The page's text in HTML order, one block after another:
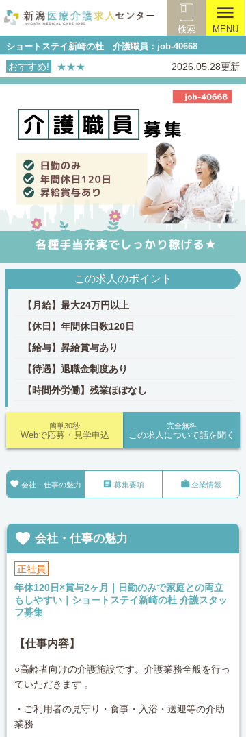
検索
menu
MENU
ショートステイ新崎の杜 介護職員：job-40668
おすすめ! ★★★ 2026.05.28更新
この求人のポイント
【月給】最大24万円以上
【休日】年間休日数120日
【給与】昇給賞与あり
【待遇】退職金制度あり
【時間外労働】残業ほぼなし
完全無料
この求人について話を聞く
簡単30秒
Webで応募・見学申込
 会社・仕事の魅力  募集要項 企業情報
 会社・仕事の魅力
正社員
年休120日×賞与2ヶ月｜日勤のみで家庭との両立
もしやすい｜ショートステイ新崎の杜 介護スタッ
フ募集
【仕事内容】
○高齢者向けの介護施設です。介護業務全般を行っ
ていただきます 。
・ご利用者の見守り・食事・入浴・送迎等の介助
業務